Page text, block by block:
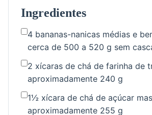
Ingredientes
4 bananas-nanicas médias e
cerca de 500 a 520 g sem
2 xícaras de chá de farinha de
aproximadamente 240 g
1½ xícara de chá de açúcar
aproximadamente 255 g